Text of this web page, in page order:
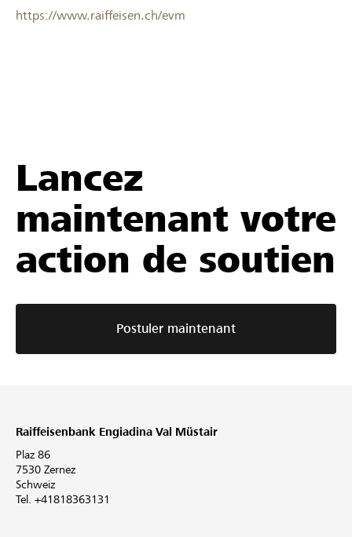
https://www.raiffeisen.ch/evm
Lancez
maintenant votre
action de soutien
Postuler maintenant
Raiffeisenbank Engiadina Val Müstair
Plaz 86
7530 Zernez
Schweiz
Tel. +41818363131